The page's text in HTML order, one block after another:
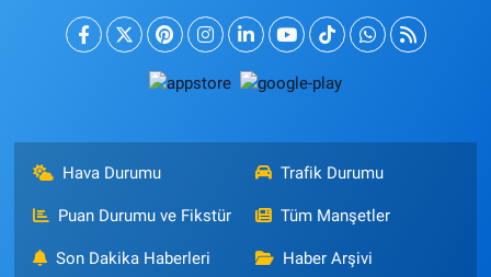
Hava Durumu Trafik Durumu
Puan Durumu ve Fikstür Tüm Manşetler
Son Dakika Haberleri Haber Arşivi